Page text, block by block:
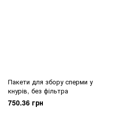
Пакети для збору сперми у
кнурів, без фільтра
750.36 грн